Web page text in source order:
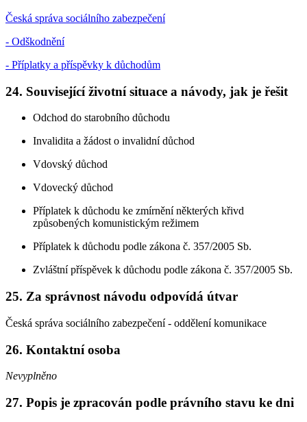
Česká správa sociálního zabezpečení
- Odškodnění
- Příplatky a příspěvky k důchodům
24. Související životní situace a návody, jak je řešit
Odchod do starobního důchodu
Invalidita a žádost o invalidní důchod
Vdovský důchod
Vdovecký důchod
Příplatek k důchodu ke zmírnění některých křivd
způsobených komunistickým režimem
Příplatek k důchodu podle zákona č. 357/2005 Sb.
Zvláštní příspěvek k důchodu podle zákona č. 357/2005 Sb.
25. Za správnost návodu odpovídá útvar
Česká správa sociálního zabezpečení - oddělení komunikace
26. Kontaktní osoba
Nevyplněno
27. Popis je zpracován podle právního stavu ke dni